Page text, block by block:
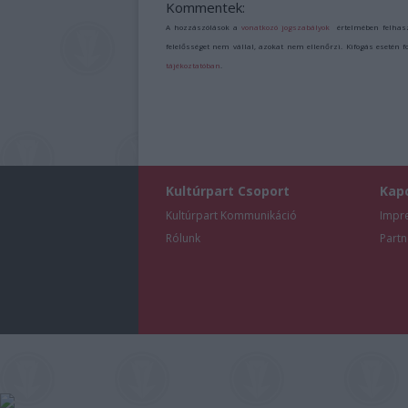
Kommentek:
A hozzászólások avonatkozó jogszabályok értelmében
felelősséget nem vállal, azokat nem ellenőrzi. Kifogás esetén
tájékoztatóban
Kultúrpart Csoport
Kultúrpart Kommunikáció
Rólunk